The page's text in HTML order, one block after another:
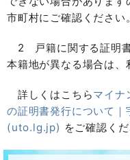
市町村にご確認ください。
2 戸籍に関する証明書
本籍地が異なる場合は、
詳しくはこちらマイナ
の証明書発行について
(uto.lg.jp) をご確認くだ